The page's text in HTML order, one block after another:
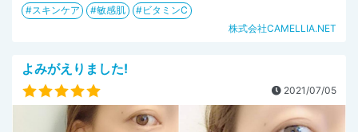
スキンケア 敏感肌
ビタミンC
株式会社CAMELLIA.NET
よみがえりました!
2021/07/05